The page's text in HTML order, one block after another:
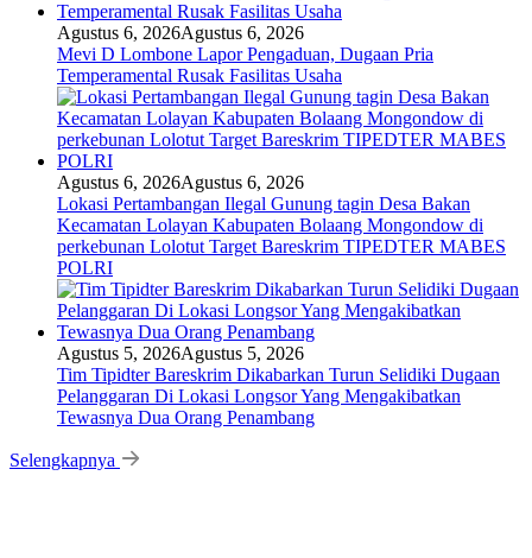
Agustus 6, 2026Agustus 6, 2026
Mevi D Lombone Lapor Pengaduan, Dugaan Pria
Temperamental Rusak Fasilitas Usaha
Agustus 6, 2026Agustus 6, 2026
Lokasi Pertambangan Ilegal Gunung tagin Desa Bakan
Kecamatan Lolayan Kabupaten Bolaang Mongondow di
perkebunan Lolotut Target Bareskrim TIPEDTER MABES
POLRI
Agustus 5, 2026Agustus 5, 2026
Tim Tipidter Bareskrim Dikabarkan Turun Selidiki Dugaan
Pelanggaran Di Lokasi Longsor Yang Mengakibatkan
Tewasnya Dua Orang Penambang
Selengkapnya